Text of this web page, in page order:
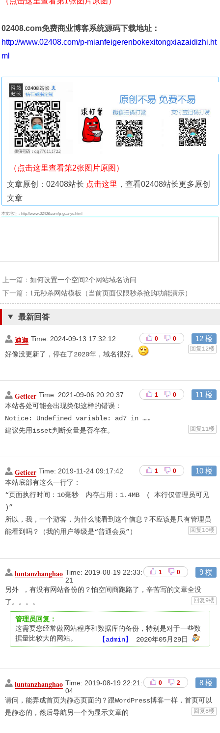
02408.com免费商业博客系统源码下载地址：
http://www.02408.com/p-mianfeigerenbokexitongxiazaidizhi.ht
ml
（点击这里查看第2张图片原图）
文章原创：02408站长 点击这里 ，查看02408站长更多原创
文章
本文地址：http://www.02408.com/p-guanyu.html
上一篇： 如何设置一个空间2个网站域名访问
下一篇： 1元秒杀网站模板（当前页面仅限秒杀抢购功能演示）
最新回答
12 楼
0 0
迪迦 Time: 2024-09-13 17:32:12
好像没更新了，停在了2020年，域名很好。
回复12楼
11 楼
1 0
Geticer Time: 2021-09-06 20:20:37
本站各处可能会出现类似这样的错误：
Notice: Undefined variable: ad7 in ……
建议先用isset判断变量是否存在。
回复11楼
10 楼
1 0
Geticer Time: 2019-11-24 09:17:42
本站底部有这么一行字：
“页面执行时间：10毫秒　内存占用：1.4MB　( 本行仅管理员可见
)”
所以，我，一个游客，为什么能看到这个信息？不应该是只有管理员
能看到吗？（我的用户等级是“普通会员”）
回复10楼
9 楼
1 0
luntanzhanghao Time: 2019-08-19 22:33:
21
另外 ，有没有网站备份的？怕空间商跑路了，辛苦写的文章全没
了。。。。
回复9楼
管理员回复：
这需要您经常做网站程序和数据库的备份，特别是对于一些数
据量比较大的网站。
【admin】 2020年05月29日
8 楼
0 2
luntanzhanghao Time: 2019-08-19 22:21:
04
请问，能弄成首页为静态页面的？跟WordPress博客一样，首页可以
是静态的，然后导航另一个为显示文章的
回复8楼